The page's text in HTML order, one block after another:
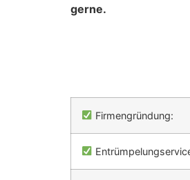
gerne.
Firmengründung: